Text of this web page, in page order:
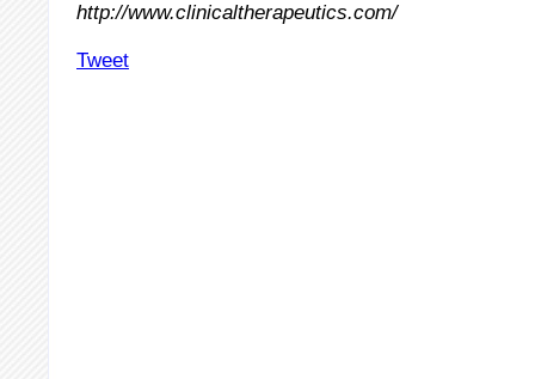
http://www.clinicaltherapeutics.com/
Tweet